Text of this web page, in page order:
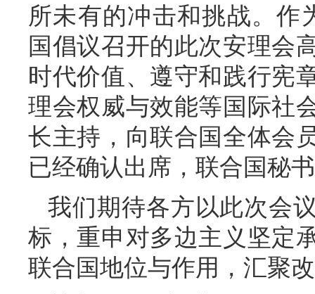
所未有的冲击和挑战。作
国倡议召开的此次安理会
时代价值、遵守和践行宪
理会权威与效能等国际社
长主持，向联合国全体会
已经确认出席，联合国秘
我们期待各方以此次会
标，重申对多边主义坚定
联合国地位与作用，汇聚